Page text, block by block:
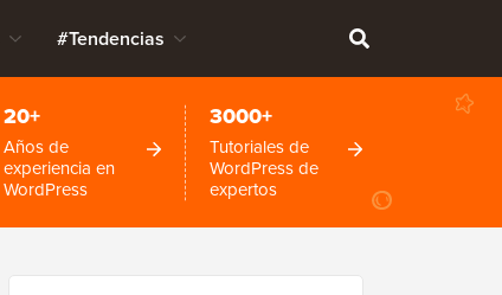
#Tendencias
20+
Años de
experiencia en
WordPress
3000+
Tutoriales de
WordPress de
expertos